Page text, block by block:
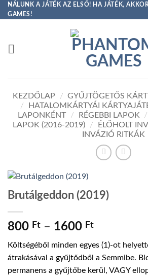
Skip
to
NÁLUNK A JÁTÉK AZ ELSŐ! HA JÁTÉK,
GAMES!
KEZDŐLAP / GYŰJTÖGETŐS
/
HATALOMKÁRTYÁI
LAPONKÉNT
/ RÉGEBBI LAPOK /
LAPOK (2016-2019)
/ ÉLŐHOLT
INVÁZIÓ RITKÁK
Brutálgeddon (2019)
800 Ft – 1600 Ft
800 Ft
-
1600 Ft
Költségéből minden egyes (1)-ot
átrakásával a gyűjtődből a Semmibe.
permanens a gyűjtőbe kerül, VAGY